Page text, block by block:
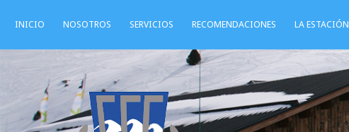
INICIO NOSOTROS SERVICIOS RECOMENDACIONES LA ESTACIÓN